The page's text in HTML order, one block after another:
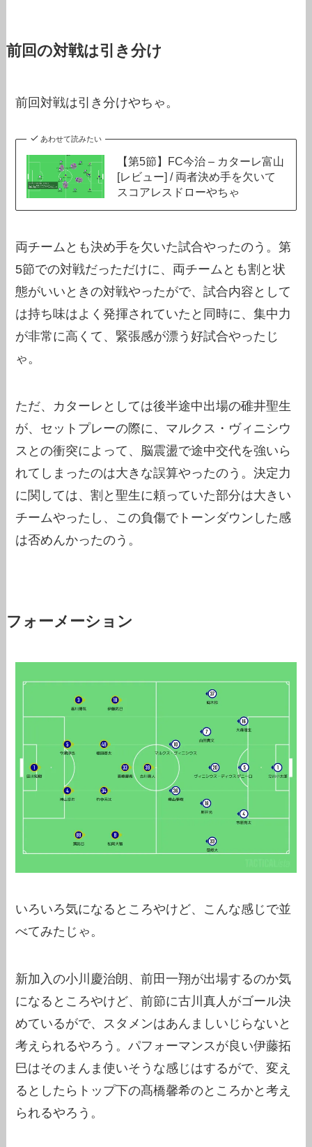
前回の対戦は引き分け
前回対戦は引き分けやちゃ。
あわせて読みたい
【第5節】FC今治 – カターレ富山
[レビュー] / 両者決め手を欠いて
スコアレスドローやちゃ
両チームとも決め手を欠いた試合やったのう。第
5節での対戦だっただけに、両チームとも割と状
態がいいときの対戦やったがで、試合内容として
は持ち味はよく発揮されていたと同時に、集中力
が非常に高くて、緊張感が漂う好試合やったじ
ゃ。
ただ、カターレとしては後半途中出場の碓井聖生
が、セットプレーの際に、マルクス・ヴィニシウ
スとの衝突によって、脳震盪で途中交代を強いら
れてしまったのは大きな誤算やったのう。決定力
に関しては、割と聖生に頼っていた部分は大きい
チームやったし、この負傷でトーンダウンした感
は否めんかったのう。
フォーメーション
いろいろ気になるところやけど、こんな感じで並
べてみたじゃ。
新加入の小川慶治朗、前田一翔が出場するのか気
になるところやけど、前節に古川真人がゴール決
めているがで、スタメンはあんましいじらないと
考えられるやろう。パフォーマンスが良い伊藤拓
巳はそのまんま使いそうな感じはするがで、変え
るとしたらトップ下の髙橋馨希のところかと考え
られるやろう。